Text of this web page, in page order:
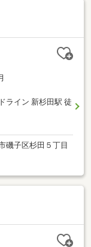
ライン 新杉田駅 徒
磯子区杉田５丁目